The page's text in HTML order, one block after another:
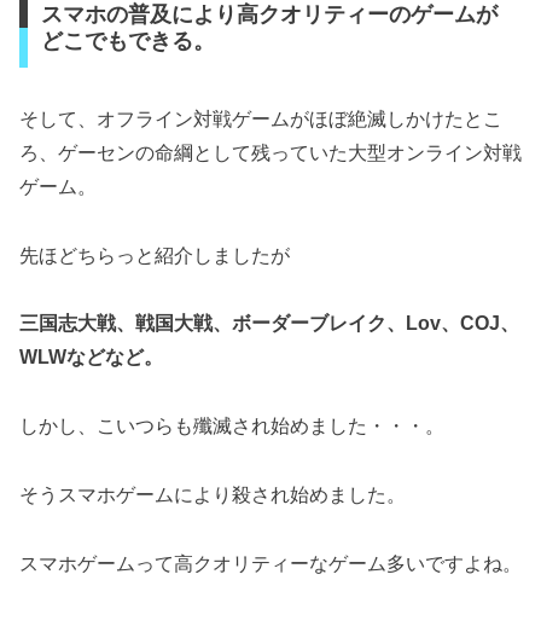
スマホの普及により高クオリティーのゲームが
どこでもできる。
そして、オフライン対戦ゲームがほぼ絶滅しかけたとこ
ろ、ゲーセンの命綱として残っていた大型オンライン対戦
ゲーム。
先ほどちらっと紹介しましたが
三国志大戦、戦国大戦、ボーダーブレイク、Lov、COJ、
WLWなどなど。
しかし、こいつらも殲滅され始めました・・・。
そうスマホゲームにより殺され始めました。
スマホゲームって高クオリティーなゲーム多いですよね。